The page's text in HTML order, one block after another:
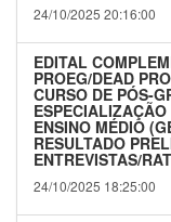
24/10/2025 20:16:00
EDITAL
PROEG/DEAD
CURSO DE PÓS-
ENSINO MÉDIO
RESULTADO
ENTREVISTAS/
24/10/2025 18:25:00